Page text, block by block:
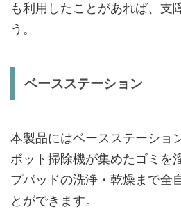
も利用したことがあれば、支
う。
ベースステーション
本製品にはベースステーショ
ボット掃除機が集めたゴミを
プパッドの洗浄・乾燥まで全
とができます。